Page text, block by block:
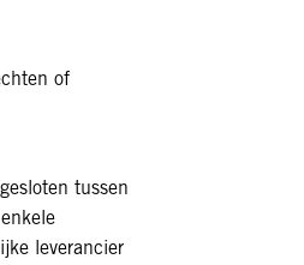
of
tussen
leverancier